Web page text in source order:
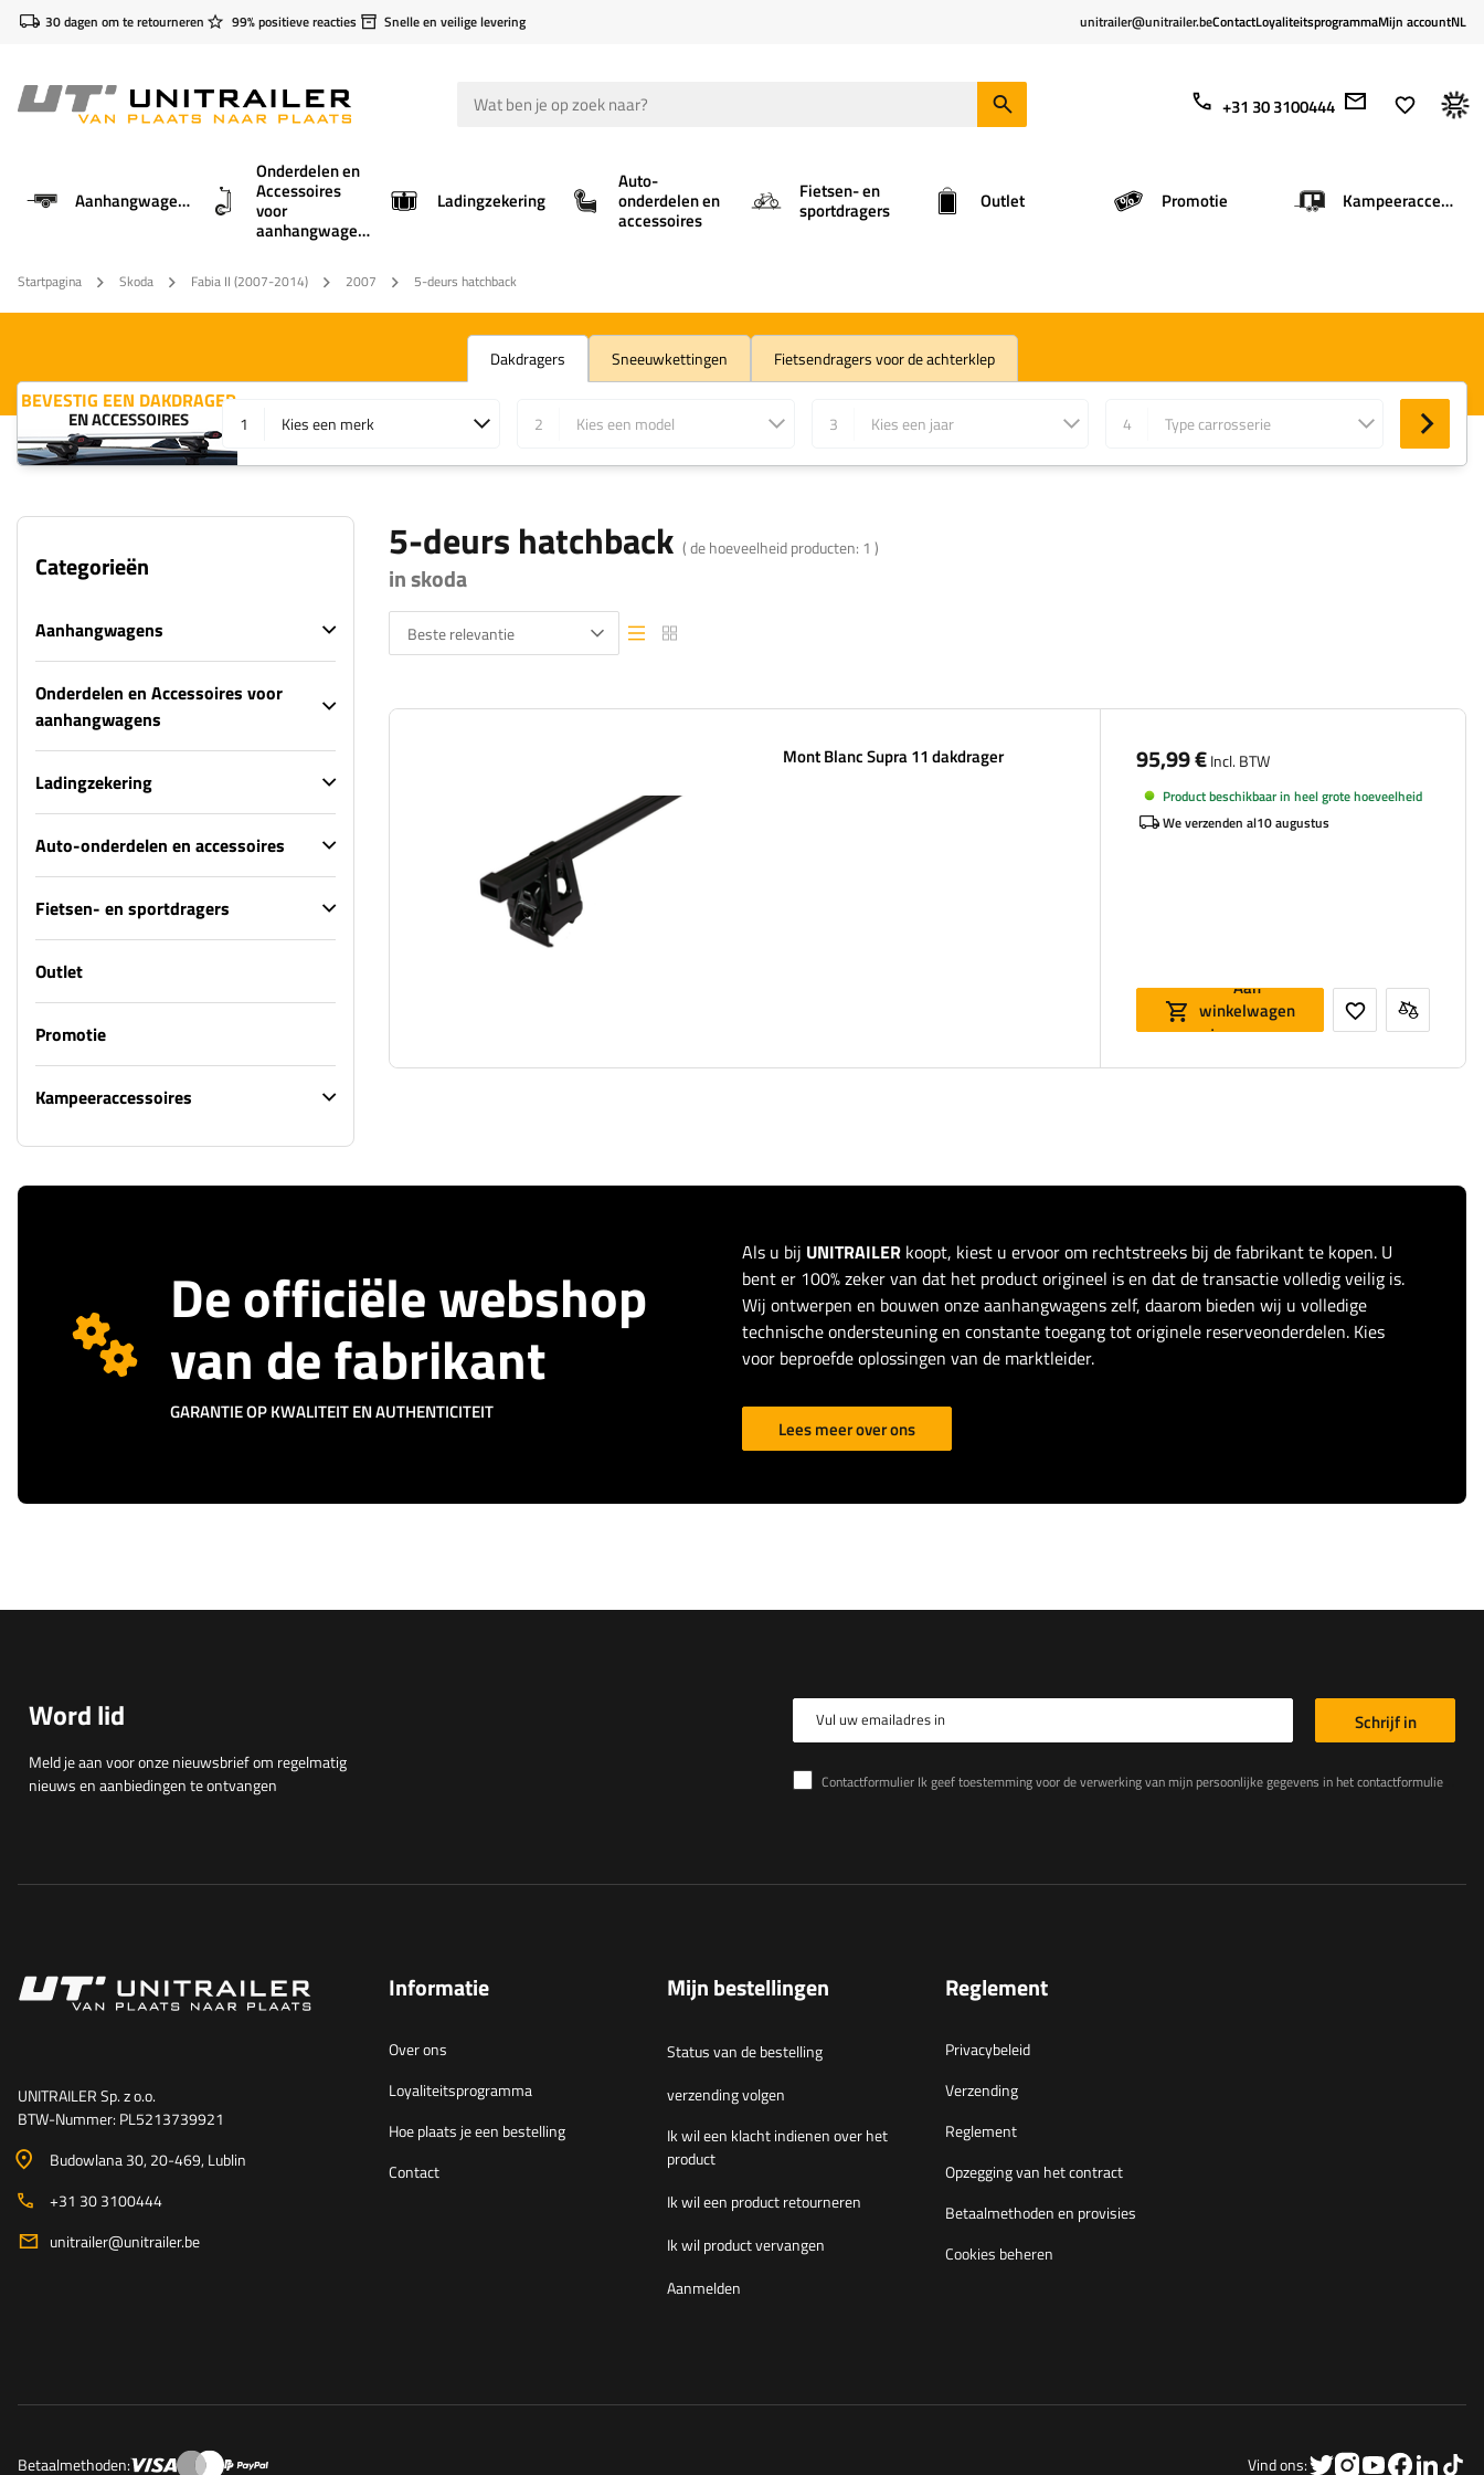
30 dagen om te retourneren 99% positieve reacties Snelle en veilige levering unitrailer@unitrailer.beContactLoyaliteitsprogrammaMijn accountNL
+31 30 3100444
Aanhangwagens
Onderdelen en
Accessoires
voor
aanhangwagens
Ladingzekering
Auto-
onderdelen en
accessoires
Fietsen- en
sportdragers Outlet Promotie Kampeeraccessoires
Startpagina Skoda Fabia II (2007-2014) 2007 5-deurs hatchback
Dakdragers Sneeuwkettingen Fietsendragers voor de achterklep
BEVESTIG EEN DAKDRAGER
EN ACCESSOIRES 1 Kies een merk 2 Kies een model 3 Kies een jaar 4 Type carrosserie
Categorieën
Aanhangwagens
Onderdelen en Accessoires voor
aanhangwagens
Ladingzekering
Auto-onderdelen en accessoires
Fietsen- en sportdragers
Outlet
Promotie
Kampeeraccessoires
5-deurs hatchback ( de hoeveelheid producten: 1 )
in skoda
Beste relevantie Lijstweergave
Lijstweergave
Mont Blanc Supra 11 dakdrager 95,99 €Incl. BTW
Product beschikbaar in heel grote hoeveelheid
We verzenden al10 augustus
Aan
winkelwagen
toevoegen
De officiële webshop
van de fabrikant
GARANTIE OP KWALITEIT EN AUTHENTICITEIT
Als u bij UNITRAILER koopt, kiest u ervoor om rechtstreeks bij de fabrikant te kopen. U
bent er 100% zeker van dat het product origineel is en dat de transactie volledig veilig is.
Wij ontwerpen en bouwen onze aanhangwagens zelf, daarom bieden wij u volledige
technische ondersteuning en constante toegang tot originele reserveonderdelen. Kies
voor beproefde oplossingen van de marktleider.
Lees meer over ons
Word lid
Meld je aan voor onze nieuwsbrief om regelmatig
nieuws en aanbiedingen te ontvangen
Vul uw emailadres in
Contactformulier Ik geef toestemming voor de verwerking van mijn persoonlijke gegevens in het contactformulier in overeenstemming met de Verordening van het Europees Parlement en de Raad (EU)
Schrijf in
UNITRAILER Sp. z o.o.
BTW-Nummer: PL5213739921
Budowlana 30, 20-469, Lublin
+31 30 3100444
unitrailer@unitrailer.be
Informatie
Over ons
Loyaliteitsprogramma
Hoe plaats je een bestelling
Contact
Mijn bestellingen
Status van de bestelling
verzending volgen
Ik wil een klacht indienen over het
product
Ik wil een product retourneren
Ik wil product vervangen
Aanmelden
Reglement
Privacybeleid
Verzending
Reglement
Opzegging van het contract
Betaalmethoden en provisies
Cookies beheren
Betaalmethoden: Vind ons: